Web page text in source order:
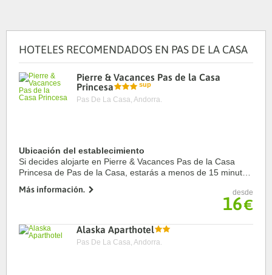
HOTELES RECOMENDADOS EN PAS DE LA CASA
Pierre & Vacances Pas de la Casa
Princesa
Pas De La Casa, Andorra.
Ubicación del establecimiento
Si decides alojarte en Pierre & Vacances Pas de la Casa
Princesa de Pas de la Casa, estarás a menos de 15 minutos
de Pas de la Casa. Además, este ...
Más información. desde
16€
Alaska Aparthotel
Pas De La Casa, Andorra.